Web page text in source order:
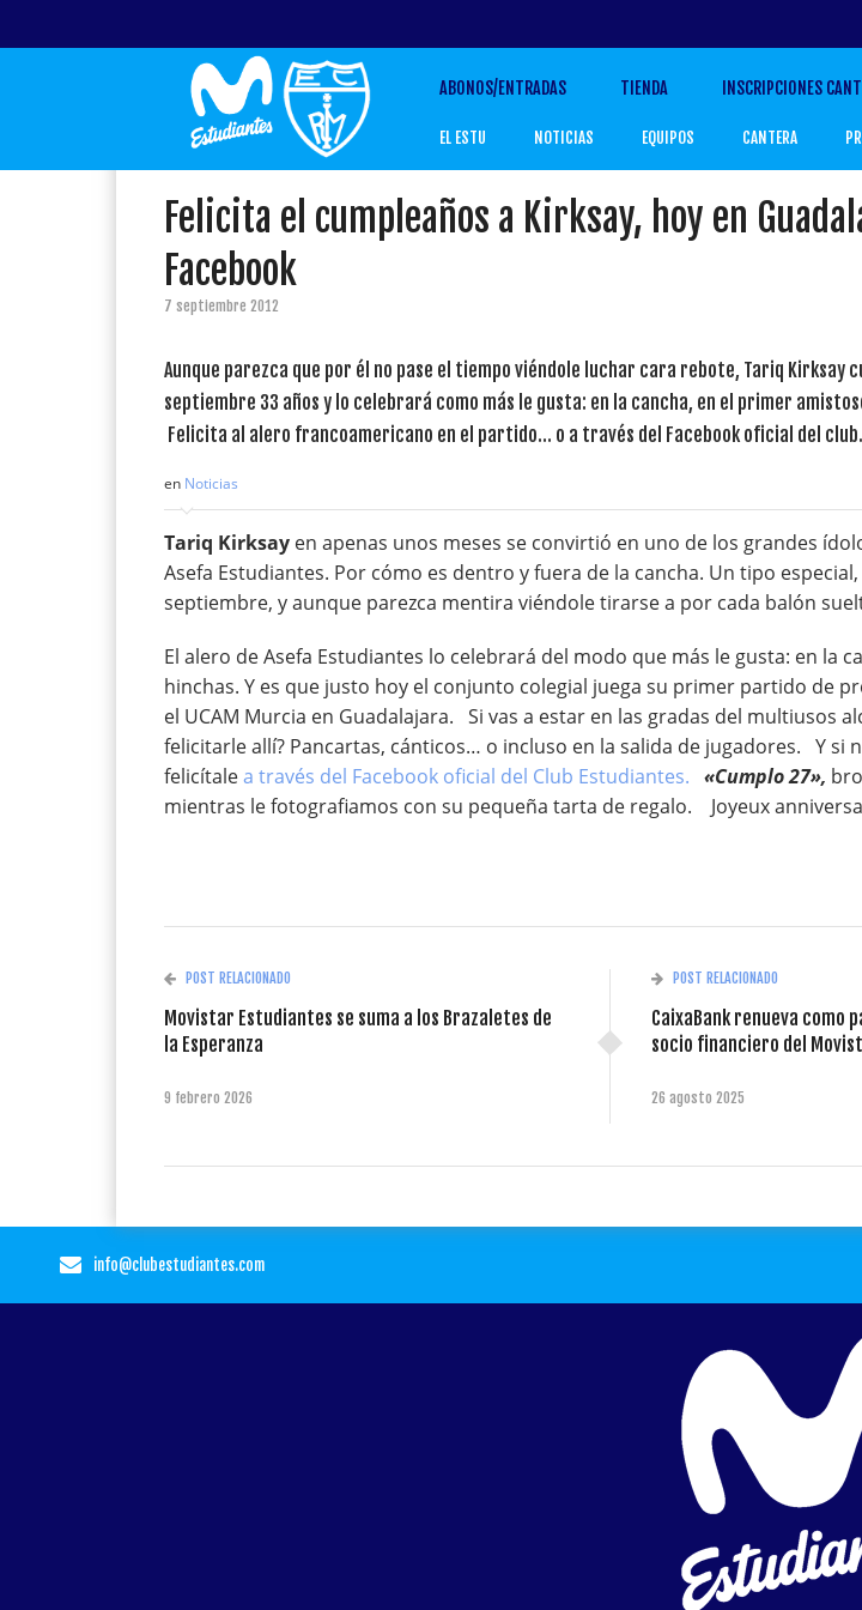
ABONOS/ENTRADAS TIENDA INSCRIPCIONES
EL ESTU NOTICIAS EQUIPOS CANTERA
Felicita el cumpleaños a Kirksay, hoy en
Facebook
7 septiembre 2012
Aunque parezca que por él no pase el tiempo viéndole luchar cara rebote, Tariq Kirksay
septiembre 33 años y lo celebrará como más le gusta: en la cancha, en el primer
Felicita al alero francoamericano en el partido… o a través del Facebook oficial del club.
en Noticias
Tariq Kirksay en apenas unos meses se convirtió en uno de los grandes
Asefa Estudiantes. Por cómo es dentro y fuera de la cancha. Un tipo
septiembre, y aunque parezca mentira viéndole tirarse a por cada balón
El alero de Asefa Estudiantes lo celebrará del modo que más le gusta: en la
hinchas. Y es que justo hoy el conjunto colegial juega su primer partido de
el UCAM Murcia en Guadalajara. Si vas a estar en las gradas del multiusos
felicitarle allí? Pancartas, cánticos… o incluso en la salida de jugadores. Y si
felicítalea través del Facebook oficial del Club Estudiantes. «Cumplo 27»,
mientras le fotografiamos con su pequeña tarta de regalo. Joyeux
POST RELACIONADO
Movistar Estudiantes se suma a los Brazaletes de
la Esperanza
9 febrero 2026
POST RELACIONADO
CaixaBank renueva como
socio financiero del
26 agosto 2025
info@clubestudiantes.com